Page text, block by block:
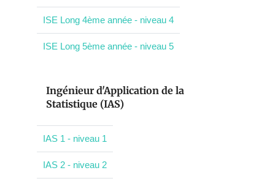
ISE Long 4ème année - niveau 4
ISE Long 5ème année - niveau 5
Ingénieur d'Application de la
Statistique (IAS)
IAS 1 - niveau 1
IAS 2 - niveau 2